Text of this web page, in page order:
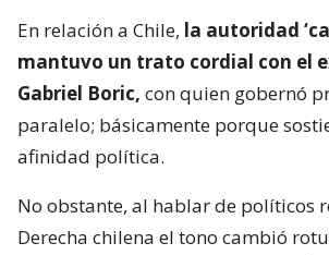
En relación a Chile, la autoridad
mantuvo un trato cordial con el
Gabriel Boric, con quien gobernó
paralelo; básicamente porque
afinidad política.
No obstante, al hablar de políticos
Derecha chilena el tono cambió